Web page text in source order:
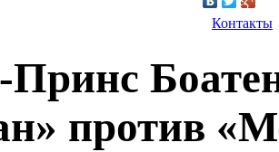
Контакты
против